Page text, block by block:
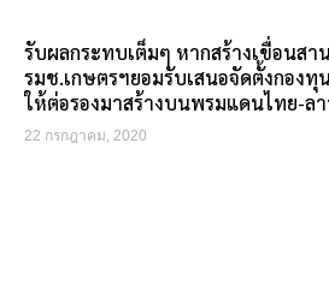
รับผลกระทบเต็มๆ หากสร้างเขื่อนสา
รมช.เกษตรฯยอมรับเสนอจัดตั้งกองทุ
ให้ต่อรองมาสร้างบนพรมแดนไทย-ล
22 กรกฎาคม, 2020